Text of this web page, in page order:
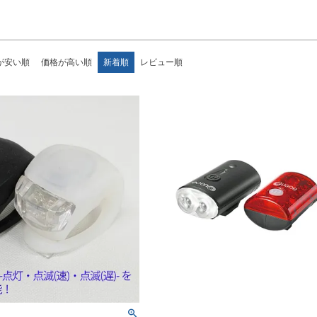
安い順 価格が高い順 新着順 レビュー順